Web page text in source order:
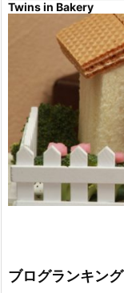
Twins in Bakery
ブログランキング